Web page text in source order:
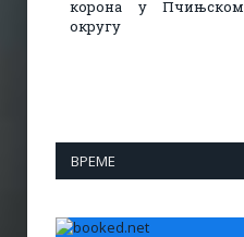
корона у Пчињском
округу
ВРЕМЕ